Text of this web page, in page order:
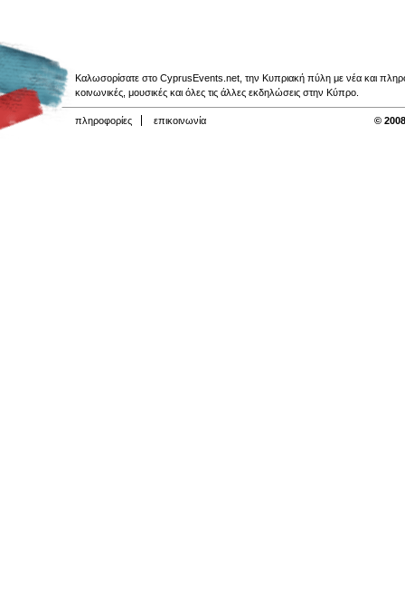
Καλωσορίσατε στο CyprusEvents.net, την Κυπριακή πύλη με νέα και
κοινωνικές, μουσικές και όλες τις άλλες εκδηλώσεις στην Κύπρο.
πληροφορίες επικοινωνία ©